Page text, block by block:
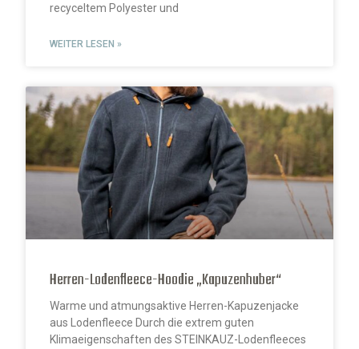
recyceltem Polyester und
WEITER LESEN »
Herren-Lodenfleece-Hoodie „Kapuzenhuber“
Warme und atmungsaktive Herren-Kapuzenjacke
aus Lodenfleece Durch die extrem guten
Klimaeigenschaften des STEINKAUZ-Lodenfleeces